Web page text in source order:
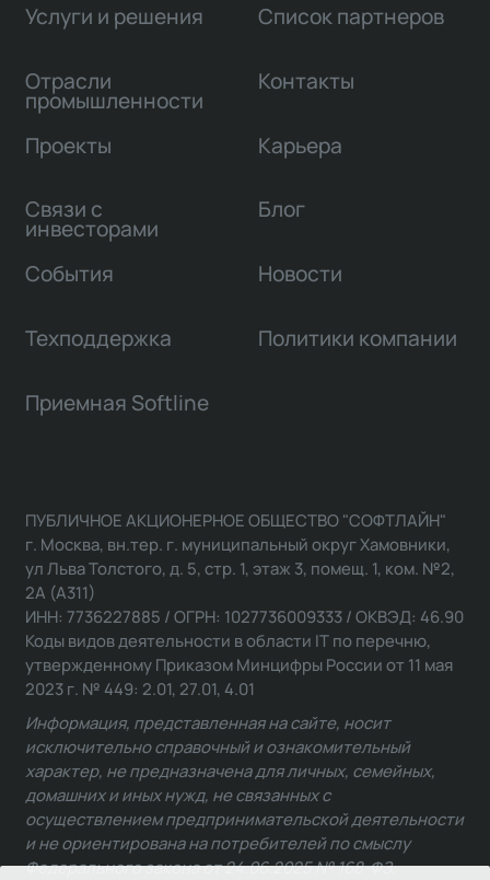
Услуги и решения
Отрасли
промышленности
Проекты
Связи с
инвесторами
Список партнеров
Контакты
Карьера
Блог
События Новости
Техподдержка Политики компании
Приемная Softline
ПУБЛИЧНОЕ АКЦИОНЕРНОЕ ОБЩЕСТВО "СОФТЛАЙН"
г. Москва, вн.тер. г. муниципальный округ Хамовники,
ул Льва Толстого, д. 5, стр. 1, этаж 3, помещ. 1, ком. №2,
2А (А311)
ИНН: 7736227885 / ОГРН: 1027736009333 / ОКВЭД: 46.90
Коды видов деятельности в области IT по перечню,
утвержденному Приказом Минцифры России от 11 мая
2023 г. № 449: 2.01, 27.01, 4.01
Информация, представленная на сайте, носит
исключительно справочный и ознакомительный
характер, не предназначена для личных, семейных,
домашних и иных нужд, не связанных с
осуществлением предпринимательской деятельности
и не ориентирована на потребителей по смыслу
Федерального закона от 24.06.2025 № 168-ФЗ.